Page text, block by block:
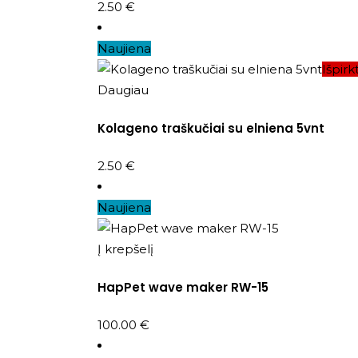
2.50 €
Naujiena
Daugiau
Kolageno traškučiai su elniena 5vnt
2.50 €
Naujiena
Į krepšelį
HapPet wave maker RW-15
100.00 €